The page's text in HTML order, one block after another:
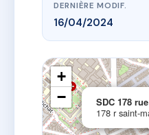
DERNIÈRE MODIF.
16/04/2024
SDC 178
178 r saint-
+
−